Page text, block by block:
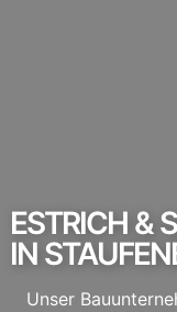
ESTRICH &
IN
Unser